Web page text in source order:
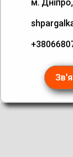
м.